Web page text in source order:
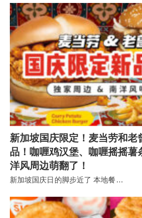
新加坡国庆限定！麦当劳和老
品！咖喱鸡汉堡、咖喱摇摇薯
洋风周边萌翻了！
新加坡国庆日的脚步近了 本地餐…